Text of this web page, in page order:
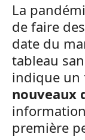
La
de faire
date du
tableau
indique un
nouveaux
première